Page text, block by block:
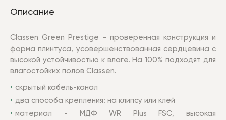
Описание
Classen Green Prestige - проверенная конструкция и
форма плинтуса, усовершенствованная сердцевина с
высокой устойчивостью к влаге. На 100% подходят для
влагостойких полов Classen.
скрытый кабель-канал
два способа крепления: на клипсу или клей
материал - МДФ WR Plus FSC, высокая